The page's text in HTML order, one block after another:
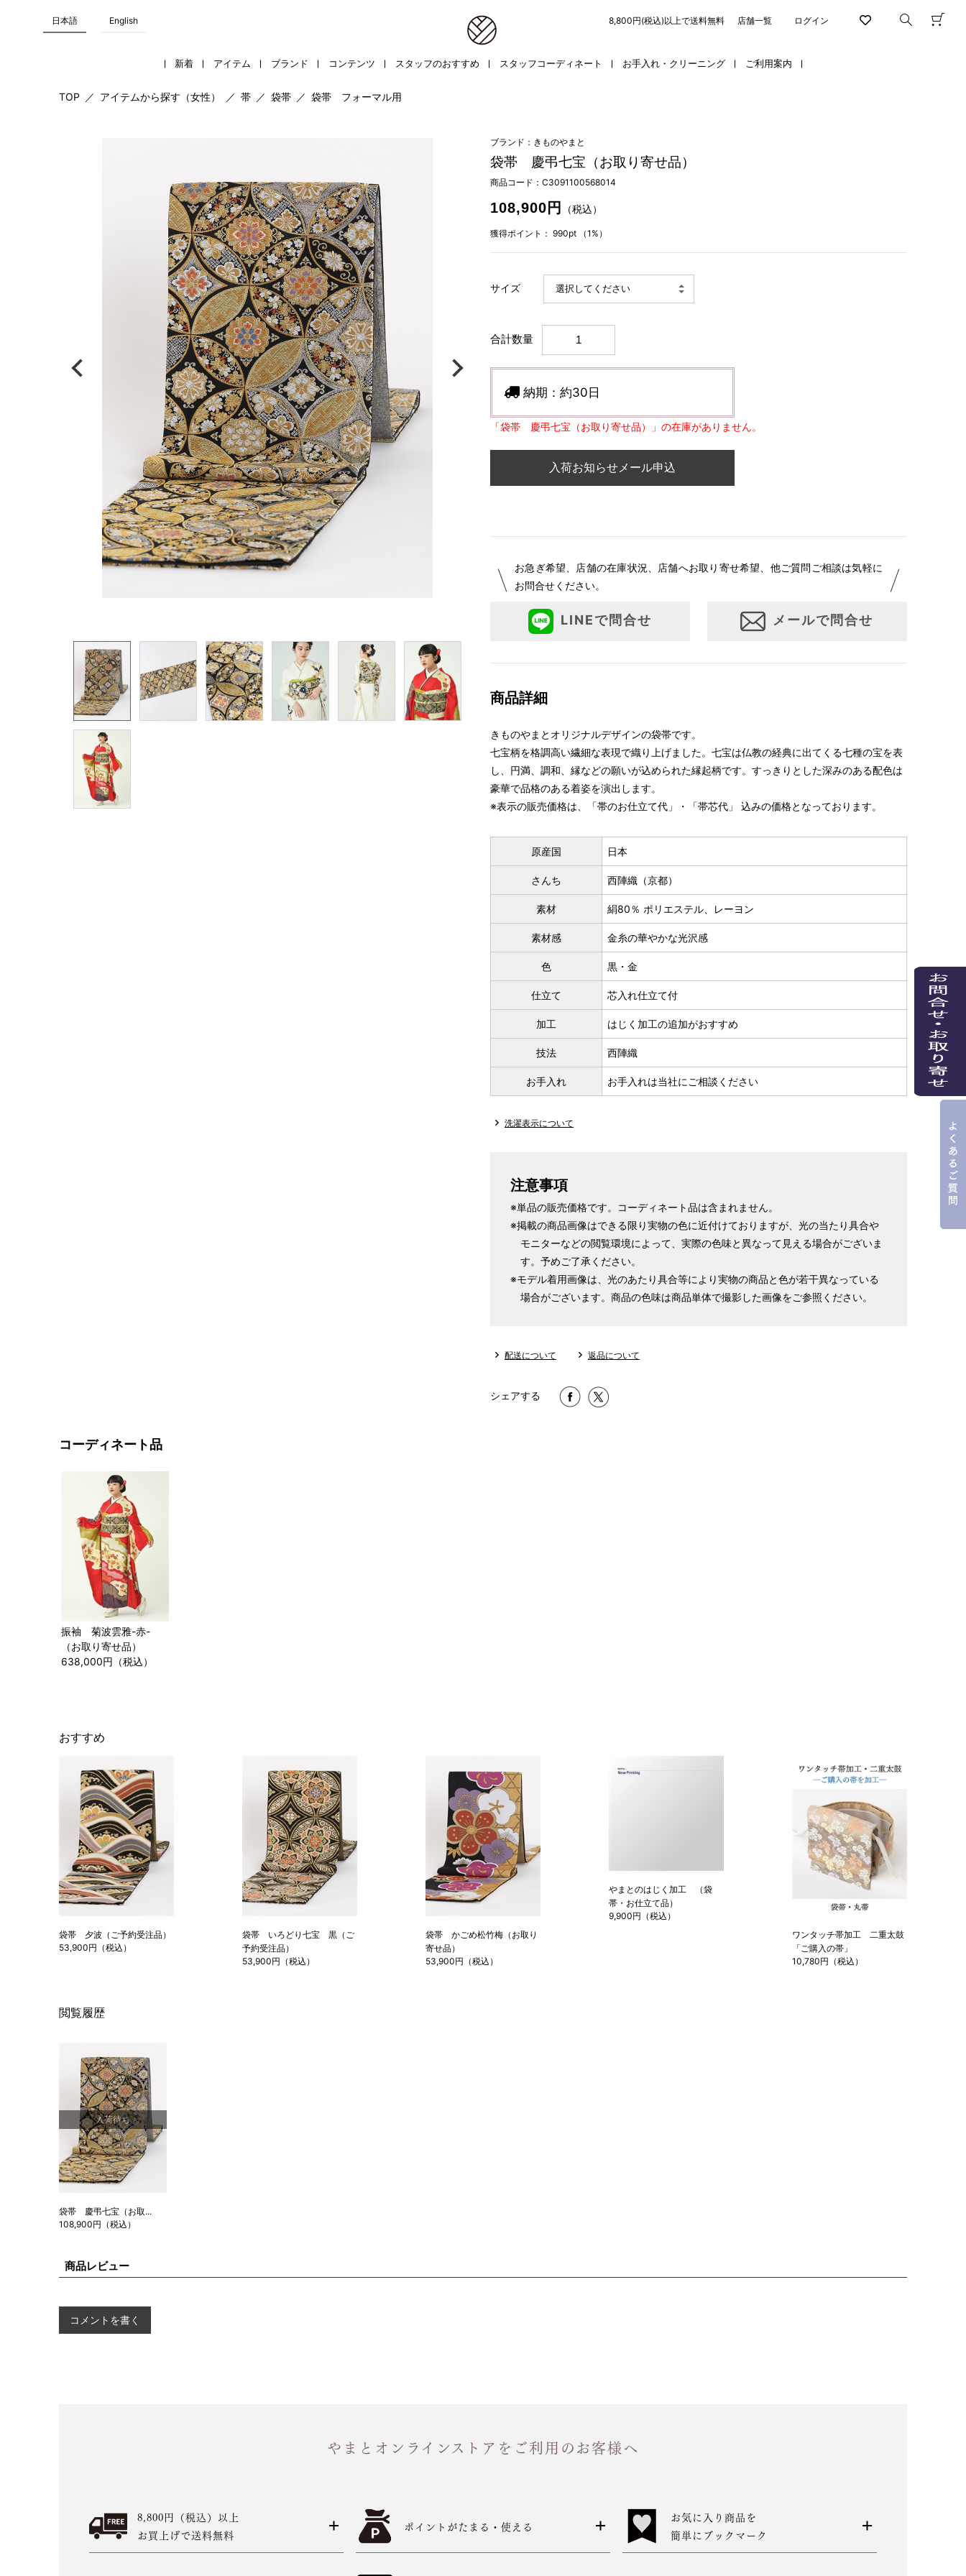
日本語 English ログイン
8,800円(税込)以上で送料無料 店舗一覧
新着 アイテム ブランド コンテンツ スタッフのおすすめ スタッフコーディネート お手入れ・クリーニング ご利用案内
TOP ／ アイテムから探す（女性） ／ 帯 ／ 袋帯 ／ 袋帯 フォーマル用
ブランド：きものやまと
袋帯 慶弔七宝（お取り寄せ品）
商品コード： C3091100568014
108,900円 （税込）
獲得ポイント： 990pt （1%）
サイズ
合計数量
納期： 約30日
「袋帯 慶弔七宝（お取り寄せ品）」の在庫がありません。
入荷お知らせメール申込
お急ぎ希望、店舗の在庫状況、店舗へお取り寄せ希望、他ご質問ご相談は気軽に
お問合せください。
LINEで問合せ メールで問合せ
商品詳細
きものやまとオリジナルデザインの袋帯です。
七宝柄を格調高い繊細な表現で織り上げました。七宝は仏教の経典に出てくる七種の宝を表
し、円満、調和、縁などの願いが込められた縁起柄です。すっきりとした深みのある配色は
豪華で品格のある着姿を演出します。
※表示の販売価格は、「帯のお仕立て代」・「帯芯代」 込みの価格となっております。
原産国 日本
さんち 西陣織（京都）
素材 絹80％ ポリエステル、レーヨン
素材感 金糸の華やかな光沢感
色 黒・金
仕立て 芯入れ仕立て付
加工 はじく加工の追加がおすすめ
技法 西陣織
お手入れ お手入れは当社にご相談ください
洗濯表示について
注意事項
※単品の販売価格です。コーディネート品は含まれません。
※掲載の商品画像はできる限り実物の色に近付けておりますが、光の当たり具合や
モニターなどの閲覧環境によって、実際の色味と異なって見える場合がございま
す。予めご了承ください。
※モデル着用画像は、光のあたり具合等により実物の商品と色が若干異なっている
場合がございます。商品の色味は商品単体で撮影した画像をご参照ください。
配送について 返品について
シェアする
コーディネート品
振袖 菊波雲雅-赤-
（お取り寄せ品）
638,000円（税込）
おすすめ
袋帯 夕波（ご予約受注品）
53,900円（税込）
袋帯 いろどり七宝 黒（ご
予約受注品）
53,900円（税込）
袋帯 かごめ松竹梅（お取り
寄せ品）
53,900円（税込）
やまとのはじく加工 （袋
帯・お仕立て品）
9,900円（税込）
ワンタッチ帯加工 二重太鼓
「ご購入の帯」
10,780円（税込）
閲覧履歴
入荷待ち
袋帯 慶弔七宝（お取...
108,900円（税込）
商品レビュー
コメントを書く
やまとオンラインストアをご利用のお客様へ
8,800円（税込）以上
お買上げで送料無料
ポイントがたまる・使える
お気に入り商品を
簡単にブックマーク